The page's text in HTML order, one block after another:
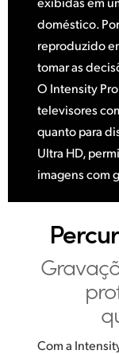
doméstico.
reproduzido
tomar as
O Intensity
televisores
quanto para
Ultra HD,
imagens com
Com a